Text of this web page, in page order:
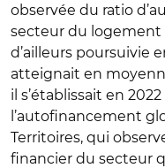
observée du ratio
secteur du logement
d’ailleurs poursuivie
atteignait en
il s’établissait en
l’autofinancement
Territoires, qui
financier du secteur